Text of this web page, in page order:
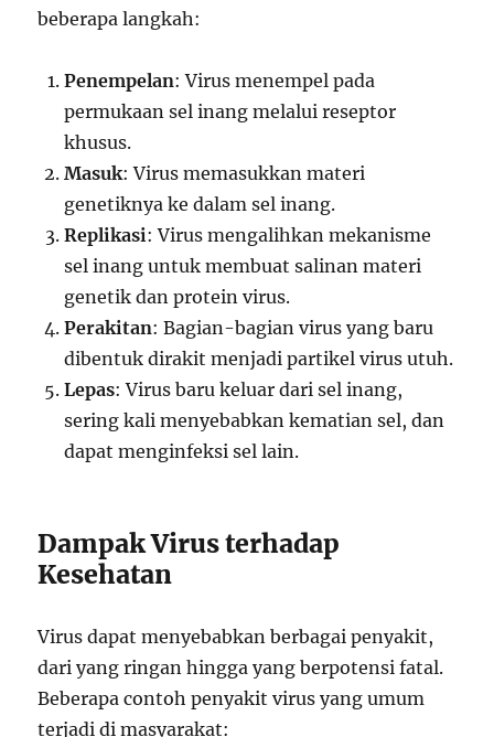
beberapa langkah:
Penempelan: Virus menempel pada
permukaan sel inang melalui reseptor
khusus.
Masuk: Virus memasukkan materi
genetiknya ke dalam sel inang.
Replikasi: Virus mengalihkan mekanisme
sel inang untuk membuat salinan materi
genetik dan protein virus.
Perakitan: Bagian-bagian virus yang baru
dibentuk dirakit menjadi partikel virus utuh.
Lepas: Virus baru keluar dari sel inang,
sering kali menyebabkan kematian sel, dan
dapat menginfeksi sel lain.
Dampak Virus terhadap
Kesehatan
Virus dapat menyebabkan berbagai penyakit,
dari yang ringan hingga yang berpotensi fatal.
Beberapa contoh penyakit virus yang umum
terjadi di masyarakat: